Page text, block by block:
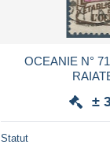
OCEANIE N°
±
Statut